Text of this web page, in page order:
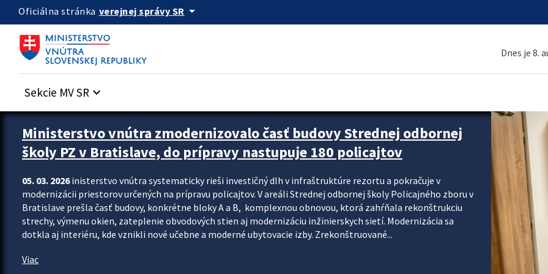
Preskocit na hlavný obsah
Oficiálna stránka verejnej správy SR arrow_drop_down
Dnes je 8.
Sekcie MV SR keyboard_arrow_down
Ministerstvo vnútra zmodernizovalo časť budovy Strednej odbornej
školy PZ v Bratislave, do prípravy nastupuje 180 policajtov
05. 03. 2026inisterstvo vnútra systematicky rieši investičný dlh v infraštruktúre rezortu a pokračuje v
modernizácii priestorov určených na prípravu policajtov. V areáli Strednej odbornej školy Policajného zboru v
Bratislave prešla časť budovy, konkrétne bloky A a B, komplexnou obnovou, ktorá zahŕňala rekonštrukciu
strechy, výmenu okien, zateplenie obvodových stien aj modernizáciu inžinierskych sietí. Modernizácia sa
dotkla aj interiéru, kde vznikli nové učebne a moderné ubytovacie izby. Zrekonštruované...
Viac